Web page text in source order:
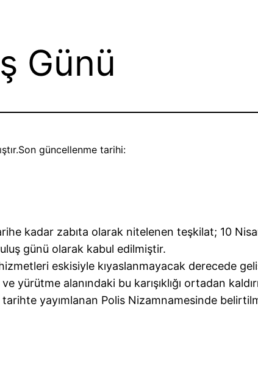
Günü
Son güncellenme tarihi:
kadar zabıta olarak nitelenen teşkilat; 10
günü olarak kabul edilmiştir.
eskisiyle kıyaslanmayacak derecede
yürütme alanındaki bu karışıklığı ortadan
yayımlanan Polis Nizamnamesinde